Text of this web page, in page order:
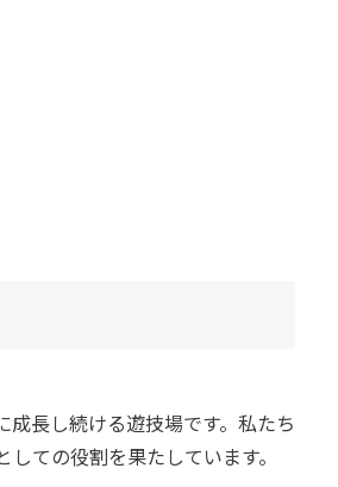
長し続ける遊技場です。私たち
ての役割を果たしています。